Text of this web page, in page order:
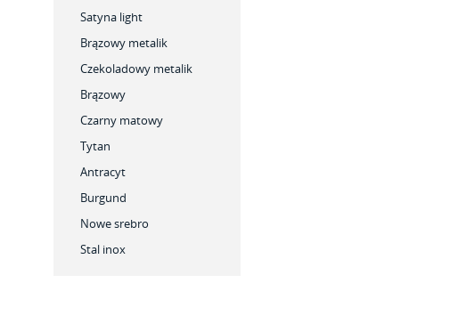
Satyna light
Brązowy metalik
Czekoladowy metalik
Brązowy
Czarny matowy
Tytan
Antracyt
Burgund
Nowe srebro
Stal inox